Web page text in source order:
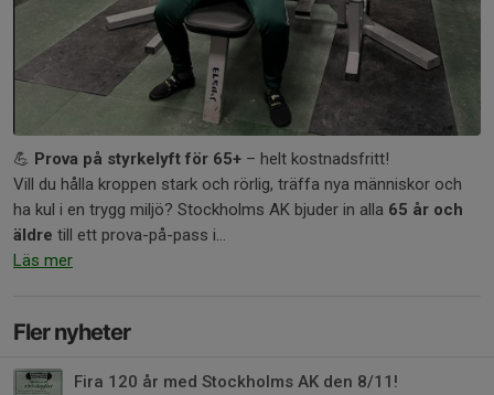
💪 Prova på styrkelyft för 65+ – helt kostnadsfritt!
Vill du hålla kroppen stark och rörlig, träffa nya människor och
ha kul i en trygg miljö? Stockholms AK bjuder in alla 65 år och
äldre till ett prova-på-pass i...
Läs mer
Fler nyheter
Fira 120 år med Stockholms AK den 8/11!